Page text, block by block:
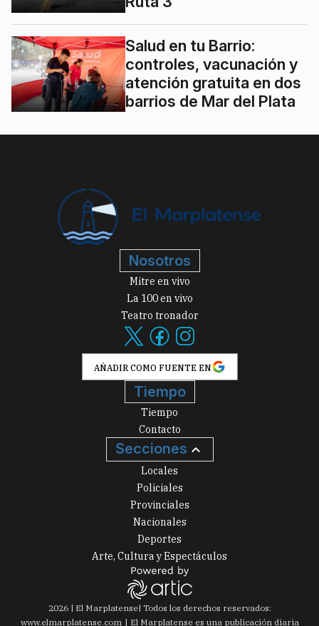
Salud en tu Barrio:
controles, vacunación y
atención gratuita en dos
barrios de Mar del Plata
Nosotros
Mitre en vivo
La 100 en vivo
Teatro tronador
AÑADIR COMO FUENTE EN
Tiempo
Tiempo
Contacto
Secciones
Locales
Policiales
Provinciales
Nacionales
Deportes
Arte, Cultura y Espectáculos
2026| El Marplatense| Todos los derechos reservados:
www.elmarplatense.com El Marplatense es una publicación diaria